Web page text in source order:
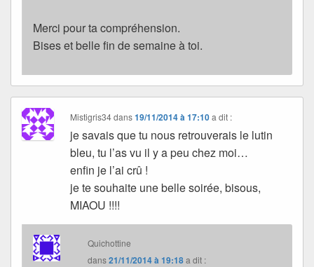
Merci pour ta compréhension.
Bises et belle fin de semaine à toi.
Mistigris34dans19/11/2014 à 17:10 a dit :
je savais que tu nous retrouverais le lutin
bleu, tu l’as vu il y a peu chez moi…
enfin je l’ai crû !
je te souhaite une belle soirée, bisous,
MIAOU !!!!
Quichottine
dans21/11/2014 à 19:18a dit :